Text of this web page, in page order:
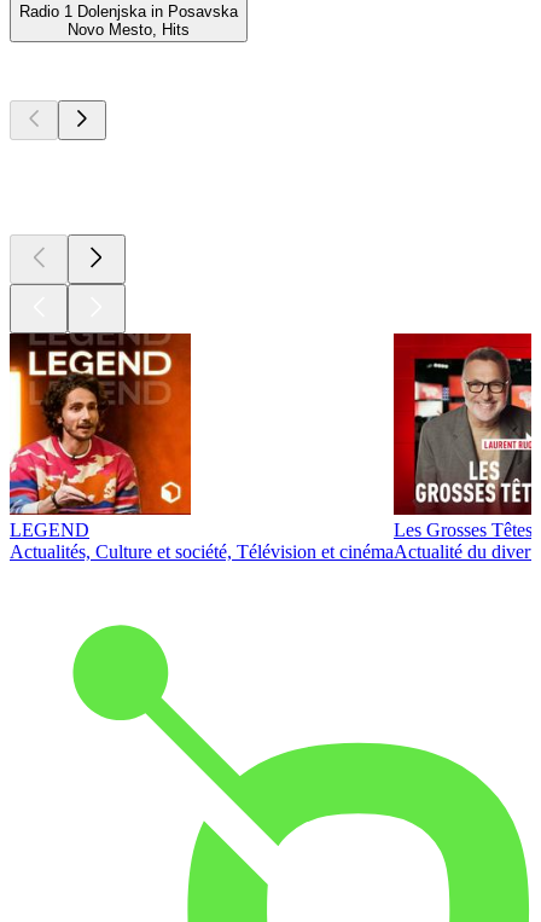
Radio 1 Dolenjska in Posavska
Novo Mesto, Hits
LEGEND
Actualités, Culture et société, Télévision et cinéma
Les Grosses Têtes
Actualité du